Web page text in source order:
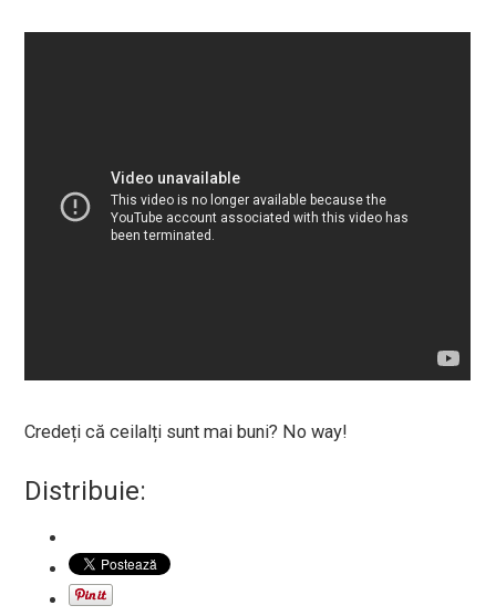
Credeți că ceilalți sunt mai buni? No way!
Distribuie: